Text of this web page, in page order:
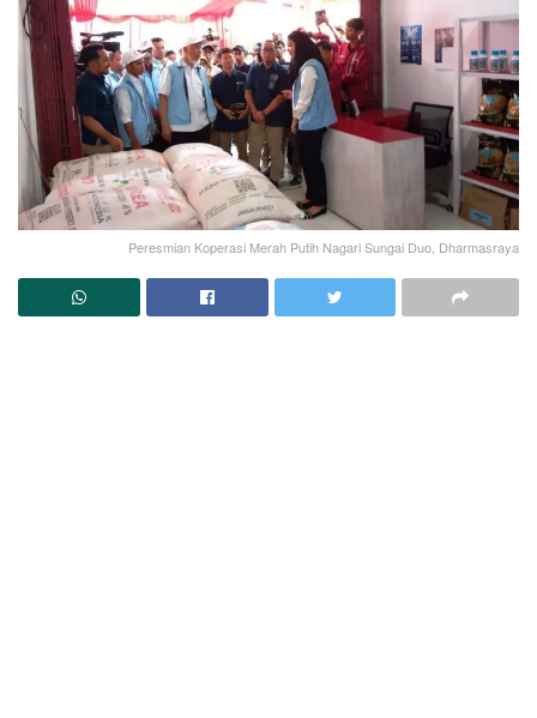
Peresmian Koperasi Merah Putih Nagari Sungai Duo, Dharmasraya